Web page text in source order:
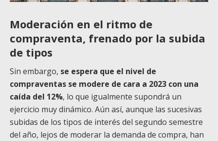
Moderación en el ritmo de
compraventa, frenado por la subida
de tipos
Sin embargo, se espera que el nivel de
compraventas se modere de cara a 2023 con una
caída del 12%, lo que igualmente supondrá un
ejercicio muy dinámico. Aún así, aunque las sucesivas
subidas de los tipos de interés del segundo semestre
del año, lejos de moderar la demanda de compra, han